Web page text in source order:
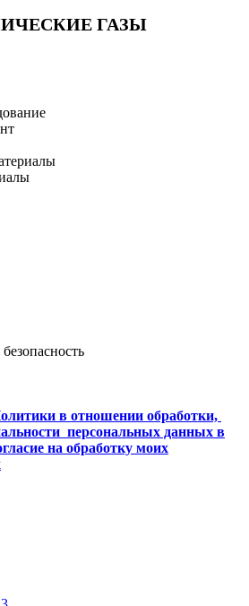
ГАЗЫ
в отношении обработки,
персональных данных в
на обработку моих